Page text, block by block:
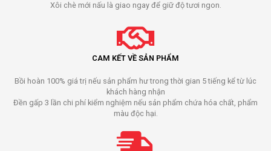
Xôi chè mới nấu là giao ngay để giữ độ tươi ngon.
CAM KẾT VỀ SẢN PHẨM
Bồi hoàn 100% giá trị nếu sản phẩm hư trong thời gian 5 tiếng kể từ lúc
khách hàng nhận
Đền gấp 3 lần chi phí kiểm nghiệm nếu sản phẩm chứa hóa chất, phẩm
màu độc hại.